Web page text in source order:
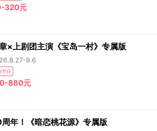
320元
×上剧团主演《宝岛一村》专属版
9.6
节目
880元
年！《暗恋桃花源》专属版